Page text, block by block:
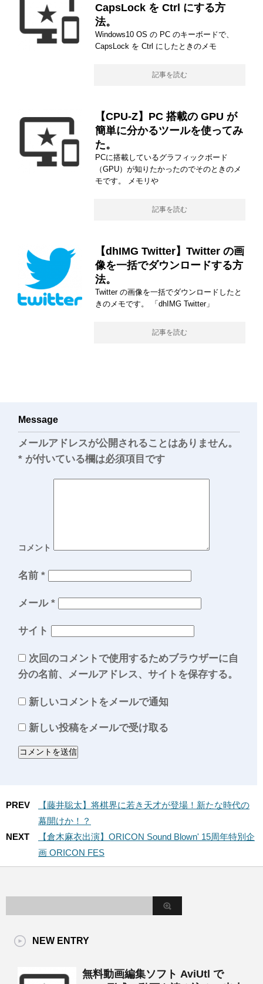
CapsLock を Ctrl にする方
法。
Windows10 OS の PC のキーボードで、
CapsLock を Ctrl にしたときのメモ
記事を読む
【CPU-Z】PC 搭載の GPU が
簡単に分かるツールを使ってみ
た。
PCに搭載しているグラフィックボード
（GPU）が知りたかったのでそのときのメ
モです。 メモリや
記事を読む
【dhIMG Twitter】Twitter の画
像を一括でダウンロードする方
法。
Twitter の画像を一括でダウンロードしたと
きのメモです。 「dhIMG Twitter」
記事を読む
Message
メールアドレスが公開されることはありません。
* が付いている欄は必須項目です
コメント
名前 *
メール *
サイト
次回のコメントで使用するためブラウザーに自
分の名前、メールアドレス、サイトを保存する。
新しいコメントをメールで通知
新しい投稿をメールで受け取る
PREV
【藤井聡太】将棋界に若き天才が登場！新たな時代の
幕開けか！？
NEXT
【倉木麻衣出演】ORICON Sound Blown' 15周年特別企
画 ORICON FES
NEW ENTRY
無料動画編集ソフト AviUtl で